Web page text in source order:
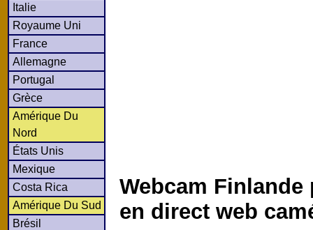
Italie
Royaume Uni
France
Allemagne
Portugal
Grèce
Amérique Du
Nord
États Unis
Mexique
Costa Rica
Amérique Du Sud
Brésil
Webcam Finlande
en direct web